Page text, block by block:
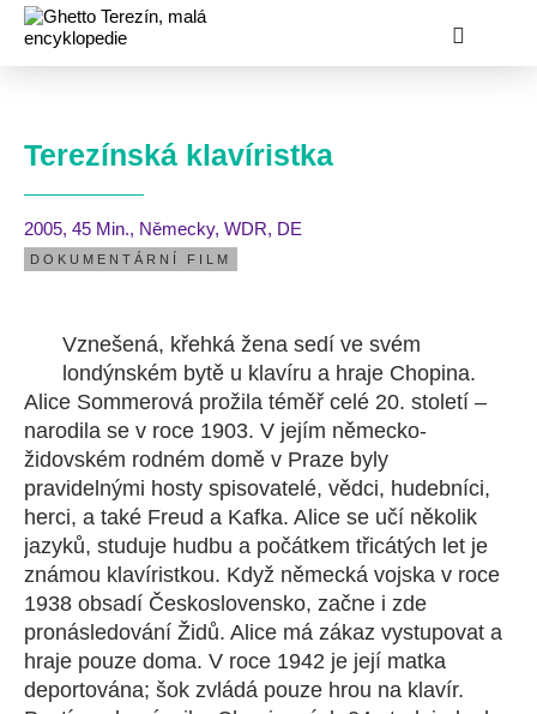
Terezínská klavíristka
2005, 45 Min., Německy, WDR, DE
DOKUMENTÁRNÍ FILM
Vznešená, křehká žena sedí ve svém
londýnském bytě u klavíru a hraje Chopina.
Alice Sommerová prožila téměř celé 20. století –
narodila se v roce 1903. V jejím německo-
židovském rodném domě v Praze byly
pravidelnými hosty spisovatelé, vědci, hudebníci,
herci, a také Freud a Kafka. Alice se učí několik
jazyků, studuje hudbu a počátkem třicátých let je
známou klavíristkou. Když německá vojska v roce
1938 obsadí Československo, začne i zde
pronásledování Židů. Alice má zákaz vystupovat a
hraje pouze doma. V roce 1942 je její matka
deportována; šok zvládá pouze hrou na klavír.